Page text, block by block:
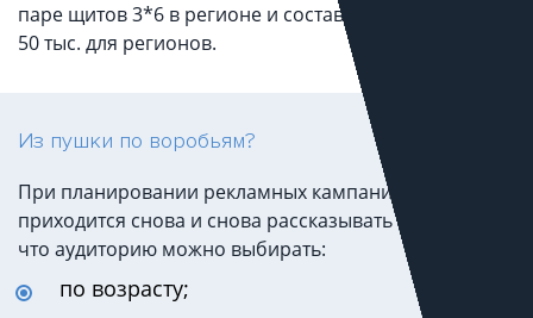
паре щитов 3*6 в регионе и составляет в районе 20-
50 тыс. для регионов.
Из пушки по воробьям?
При планировании рекламных кампаний нам много
приходится снова и снова рассказывать клиентам,
что аудиторию можно выбирать:
по возрасту;